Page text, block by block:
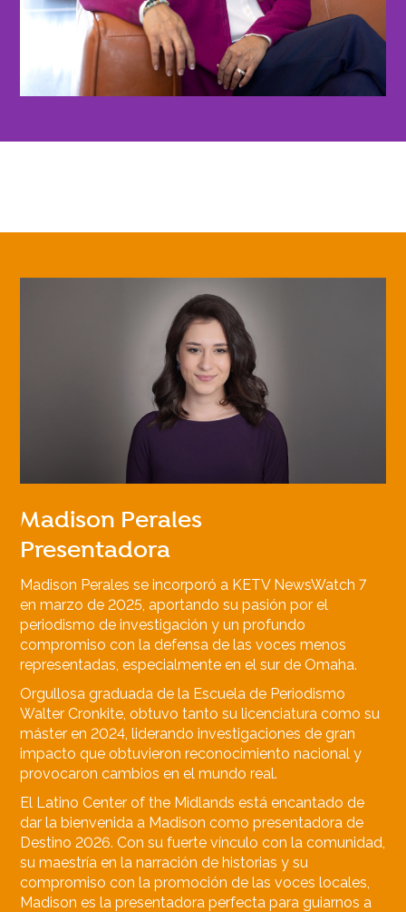
Madison Perales
Presentadora
Madison Perales se incorporó a KETV NewsWatch 7
en marzo de 2025, aportando su pasión por el
periodismo de investigación y un profundo
compromiso con la defensa de las voces menos
representadas, especialmente en el sur de Omaha.
Orgullosa graduada de la Escuela de Periodismo
Walter Cronkite, obtuvo tanto su licenciatura como su
máster en 2024, liderando investigaciones de gran
impacto que obtuvieron reconocimiento nacional y
provocaron cambios en el mundo real.
El Latino Center of the Midlands está encantado de
dar la bienvenida a Madison como presentadora de
Destino 2026. Con su fuerte vínculo con la comunidad,
su maestría en la narración de historias y su
compromiso con la promoción de las voces locales,
Madison es la presentadora perfecta para guiarnos a